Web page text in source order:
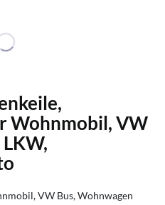
Wohnmobil, VW
VW Bus, Wohnwagen